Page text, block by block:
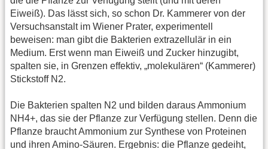
Eiweiß). Das lässt sich, so schon Dr. Kammerer von der
Versuchsanstalt im Wiener Prater, experimentell
beweisen: man gibt die Bakterien extrazellulär in ein
Medium. Erst wenn man Eiweiß und Zucker hinzugibt,
spalten sie, in Grenzen effektiv, „molekulären“ (Kammerer)
Stickstoff N2.
Die Bakterien spalten N2 und bilden daraus Ammonium
NH4+, das sie der Pflanze zur Verfügung stellen. Denn die
Pflanze braucht Ammonium zur Synthese von Proteinen
und ihren Amino-Säuren. Ergebnis: die Pflanze gedeiht,